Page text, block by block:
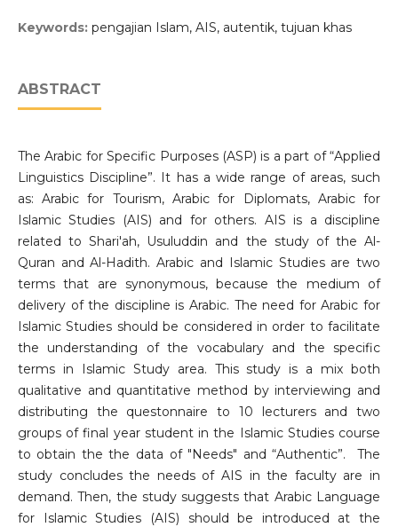
Keywords: pengajian Islam, AIS, autentik, tujuan khas
ABSTRACT
The Arabic for Specific Purposes (ASP) is a part of “Applied
Linguistics Discipline”. It has a wide range of areas, such
as: Arabic for Tourism, Arabic for Diplomats, Arabic for
Islamic Studies (AIS) and for others. AIS is a discipline
related to Shari'ah, Usuluddin and the study of the Al-
Quran and Al-Hadith. Arabic and Islamic Studies are two
terms that are synonymous, because the medium of
delivery of the discipline is Arabic. The need for Arabic for
Islamic Studies should be considered in order to facilitate
the understanding of the vocabulary and the specific
terms in Islamic Study area. This study is a mix both
qualitative and quantitative method by interviewing and
distributing the questonnaire to 10 lecturers and two
groups of final year student in the Islamic Studies course
to obtain the the data of "Needs" and “Authentic”. The
study concludes the needs of AIS in the faculty are in
demand. Then, the study suggests that Arabic Language
for Islamic Studies (AIS) should be introduced at the